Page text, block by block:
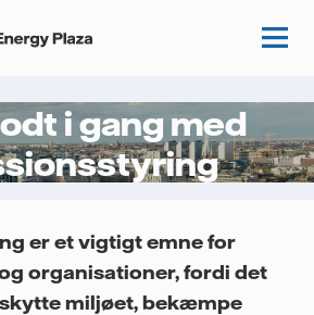
i gang med
er et vigtigt emne for
organisationer, fordi det
miljøet, bekæmpe